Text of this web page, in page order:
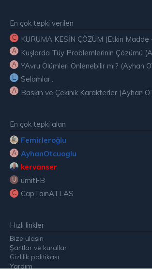
En çok tepki verilen
C KURUMA KESİN ÇÖZÜM (Etkin
A Kuşlarda Tüy Problemlerinin Çözümü
A YAvru Ölümleri Önlenebilir mi? (Ayhan
E Selamlar..
A Baskın ve Çekinik Karakterler (Ayhan
En çok tepki alan
Femirleroğlu
A AyhanOtcuoglu
kervanser
U umitFB
C CapTainATLAS
Hızlı linkler
Bize ulaşın
Şartlar ve kurallar
Gizlilik politikası
Yardım